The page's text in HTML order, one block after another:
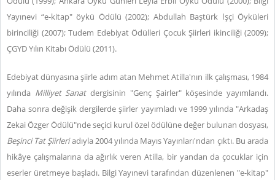
Yayınevi “e-kitap" öykü Ödülü (2002); Abdullah Baştürk İşçi Öyküleri
birinciliği (2007); Tudem Edebiyat Ödülleri Çocuk Şiirleri ikinciliği (2009);
ÇGYD Yılın Kitabı Ödülü (2011).
Edebiyat dünyasına şiirle adım atan Mehmet Atilla'nın ilk çalışması, 1984
yılında Milliyet Sanatdergisinin "Genç Şairler" köşesinde yayımlandı.
Daha sonra değişik dergilerde şiirler yayımladı ve 1999 yılında "Arkadaş
Zekai Özger Ödülü"nde seçici kurul özel ödülüne değer bulunan dosyası,
Beşinci Tat Şiirleriadıyla 2004 yılında Mayıs Yayınları'ndan çıktı. Bu arada
hikâye çalışmalarına da ağırlık veren Atilla, bir yandan da çocuklar için
eserler üretmeye başladı. Bilgi Yayınevi tarafından düzenlenen "e-kitap"